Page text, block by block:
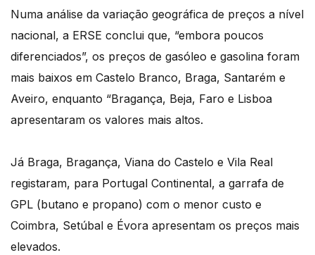
Numa análise da variação geográfica de preços a nível
nacional, a ERSE conclui que, “embora poucos
diferenciados”, os preços de gasóleo e gasolina foram
mais baixos em Castelo Branco, Braga, Santarém e
Aveiro, enquanto “Bragança, Beja, Faro e Lisboa
apresentaram os valores mais altos.
Já Braga, Bragança, Viana do Castelo e Vila Real
registaram, para Portugal Continental, a garrafa de
GPL (butano e propano) com o menor custo e
Coimbra, Setúbal e Évora apresentam os preços mais
elevados.